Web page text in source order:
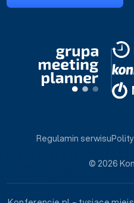
© 2026
Regulamin serwisu